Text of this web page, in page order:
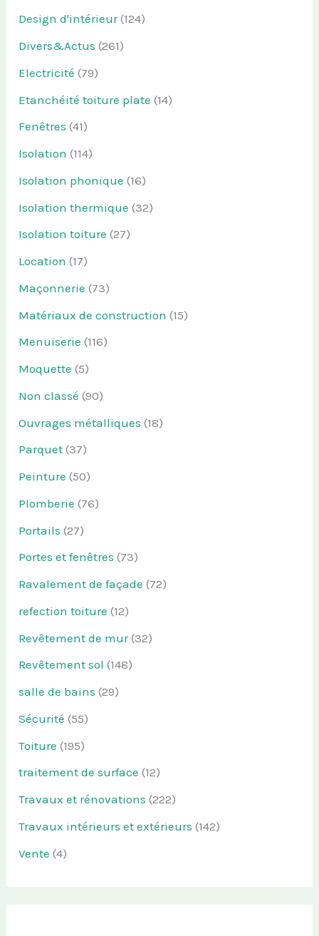
Design d'intérieur(124)
Divers&Actus (261)
Electricité (79)
Etanchéité toiture plate (14)
Fenêtres (41)
Isolation (114)
Isolation phonique (16)
Isolation thermique (32)
Isolation toiture (27)
Location (17)
Maçonnerie (73)
Matériaux de construction (15)
Menuiserie (116)
Moquette (5)
Non classé (90)
Ouvrages métalliques (18)
Parquet (37)
Peinture (50)
Plomberie (76)
Portails (27)
Portes et fenêtres (73)
Ravalement de façade (72)
refection toiture (12)
Revêtement de mur(32)
Revêtement sol (148)
salle de bains (29)
Sécurité (55)
Toiture (195)
traitement de surface (12)
Travaux et rénovations (222)
Travaux intérieurs et extérieurs (142)
Vente (4)